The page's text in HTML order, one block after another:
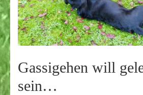
Gassigehen will
sein…